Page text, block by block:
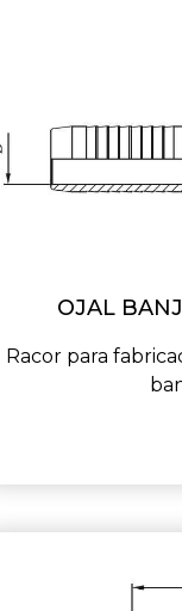
OJAL
Racor para